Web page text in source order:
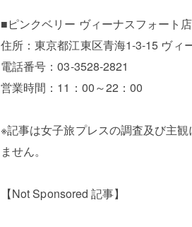
■ピンクベリー ヴィーナスフォート
住所：東京都江東区青海1-3-15 ヴィ
電話番号：03-3528-2821
営業時間：11：00～22：00
※記事は女子旅プレスの調査及び主
ません。
【Not Sponsored 記事】